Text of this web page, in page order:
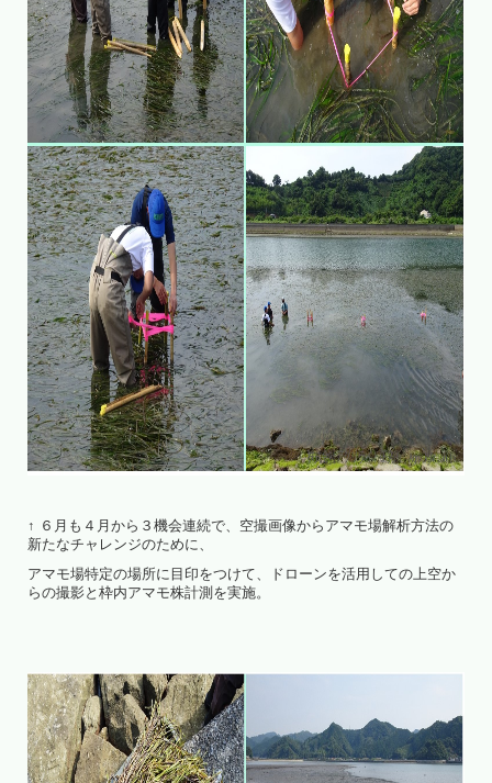
↑ ６月も４月から３機会連続で、空撮画像からアマモ場解析方法の
新たなチャレンジのために、
アマモ場特定の場所に目印をつけて、ドローンを活用しての上空か
らの撮影と枠内アマモ株計測を実施。